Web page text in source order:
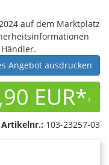
auf dem Marktplatz
Angebot ausdrucken
EUR*1
Artikelnr.: 103-23257-03